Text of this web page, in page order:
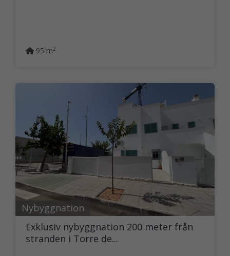
95 m2
Nybyggnation
Exklusiv nybyggnation 200 meter från
stranden i Torre de...